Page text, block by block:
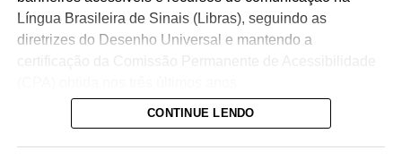
Língua Brasileira de Sinais (Libras), seguindo as
diretrizes do Desenho Universal e mantendo a
O percurso acessível inclui rampas de inclinação
adequada, circulação livre para cadeiras de rodas e
CONTINUE LENDO